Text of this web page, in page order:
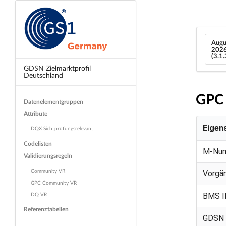
GDSN Zielmarktprofil
Deutschland
Datenelementgruppen
Attribute
DQX Sichtprüfungsrelevant
Codelisten
Validierungsregeln
Community VR
GPC Community VR
DQ VR
Referenztabellen
M-
BMS